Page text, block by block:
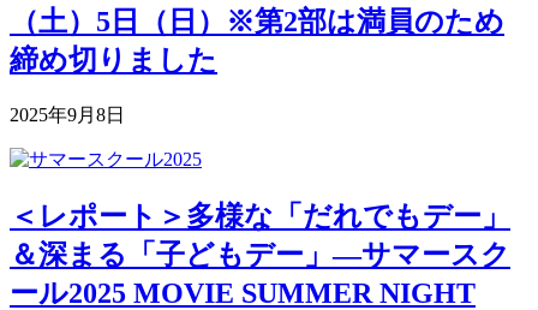
（土）5日（日）※第2部は満員のため
締め切りました
2025年9月8日
＜レポート＞多様な「だれでもデー」
＆深まる「子どもデー」―サマースク
ール2025 MOVIE SUMMER NIGHT